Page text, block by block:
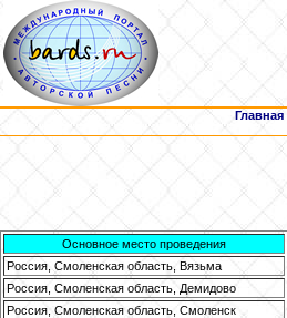
Главная
Основное место проведения
Россия, Смоленская область, Вязьма
Россия, Смоленская область, Демидово
Россия, Смоленская область, Смоленск